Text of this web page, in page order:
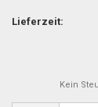
Lieferzeit:
Kein